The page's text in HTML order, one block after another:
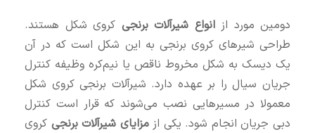
دومین مورد ازانواع شیرآلات برنجی کروی شکل هستند.
طراحی شیرهای کروی برنجی به این شکل است که در آن
یک دیسک به شکل مخروط ناقص یا نیم‌کره وظیفه کنترل
جریان سیال را بر عهده دارد. شیرآلات برنجی کروی شکل
معمولا در مسیرهایی نصب می‌شوند که قرار است کنترل
دبی جریان انجام شود. یکی ازمزایای شیرآلات برنجی کروی